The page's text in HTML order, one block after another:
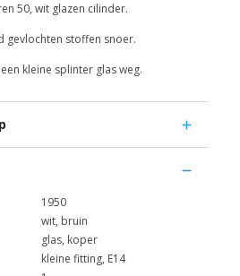
50, wit glazen cilinder.
gevlochten stoffen snoer.
kleine splinter glas weg.
1950
wit, bruin
glas, koper
kleine fitting, E14